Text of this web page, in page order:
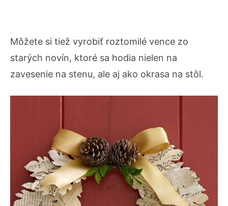
Môžete si tiež vyrobiť roztomilé vence zo
starých novín, ktoré sa hodia nielen na
zavesenie na stenu, ale aj ako okrasa na stôl.